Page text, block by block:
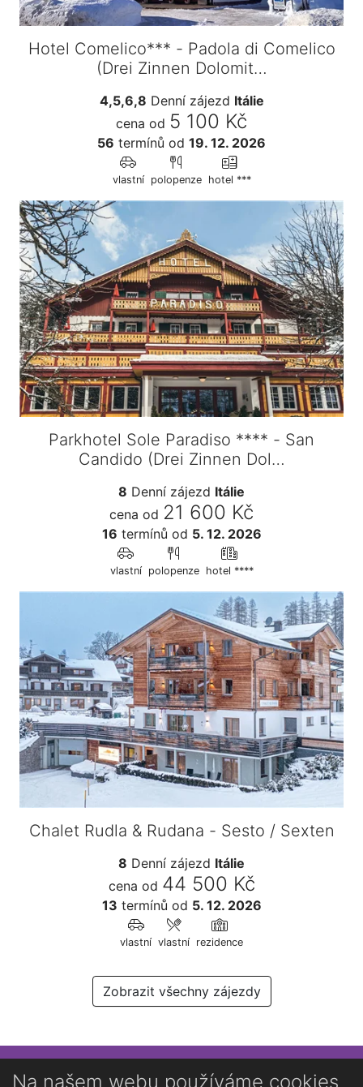
Hotel Comelico*** - Padola di Comelico
(Drei Zinnen Dolomit…
4,5,6,8 Denní zájezd Itálie
cena od 5 100 Kč
56 termínů od 19. 12. 2026
vlastní polopenze hotel ***
Parkhotel Sole Paradiso **** - San
Candido (Drei Zinnen Dol…
8 Denní zájezd Itálie
cena od 21 600 Kč
16 termínů od 5. 12. 2026
vlastní polopenze hotel ****
Chalet Rudla & Rudana - Sesto / Sexten
8 Denní zájezd Itálie
cena od 44 500 Kč
13 termínů od 5. 12. 2026
vlastní vlastní rezidence
Zobrazit všechny zájezdy
Přihlaste se k newsletteru
Na našem webu používáme cookies